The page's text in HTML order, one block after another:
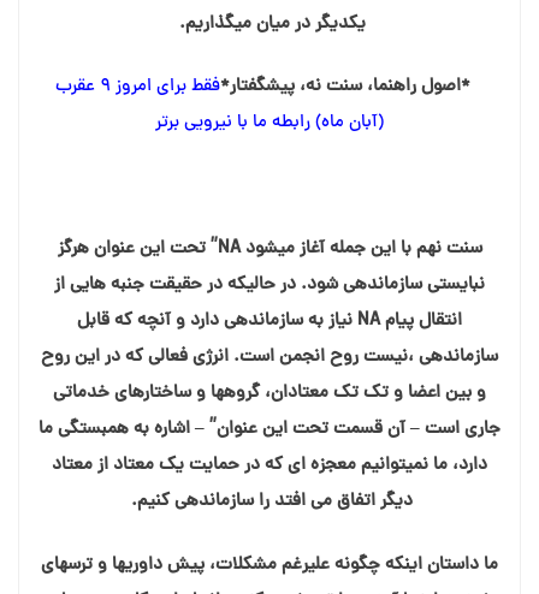
یکدیگر در میان میگذاریم.
*اصول راهنما، سنت نه، پیشگفتار*
فقط برای امروز ۹ عقرب
(آبان ماه) رابطه ما با نیرویی برتر
سنت نهم با این جمله آغاز میشود NA” تحت این عنوان هرگز
نبایستی سازماندهی شود. در حالیکه در حقیقت جنبه هایی از
انتقال پیام NA نیاز به سازماندهی دارد و آنچه که قابل
سازماندهی ،نیست روح انجمن است. انرژی فعالی که در این روح
و بین اعضا و تک تک معتادان، گروهها و ساختارهای خدماتی
جاری است – آن قسمت تحت این عنوان” – اشاره به همبستگی ما
دارد، ما نمیتوانیم معجزه ای که در حمایت یک معتاد از معتاد
دیگر اتفاق می افتد را سازماندهی کنیم.
ما داستان اینکه چگونه علیرغم مشکلات، پیش داوریها و ترسهای